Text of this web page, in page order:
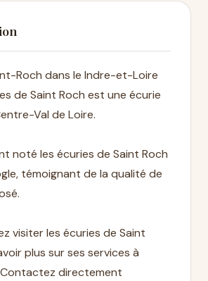
Roch dans le Indre-et-Loire
de Saint Roch est une écurie
Val de Loire.
noté les écuries de Saint Roch
témoignant de la qualité de
visiter les écuries de Saint
plus sur ses services à
directement